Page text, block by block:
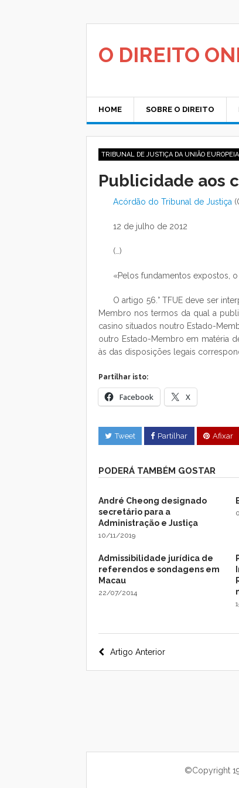
O DIREITO
HOME SOBRE O DIREITO
TRIBUNAL DE JUSTIÇA DA UNIÃO EUROPEIA
Publicidade aos
Acórdão do Tribunal de Justiça
12 de julho de 2012
(…)
«Pelos fundamentos expostos,
O artigo 56.° TFUE deve ser
Membro nos termos da qual a
casino situados noutro Estado-
outro Estado-Membro em matéria
às das disposições legais
Partilhar isto:
Facebook X
Tweet Partilhar Afixar
PODERÁ TAMBÉM GOSTAR
André Cheong designado
secretário para a
Administração e Justiça
10/11/2019
Admissibilidade jurídica de
referendos e sondagens em
Macau
22/07/2014
Navegação
do
Artigo Anterior
©Copyright